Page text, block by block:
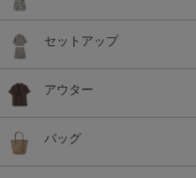
セットアップ
アウター
バッグ